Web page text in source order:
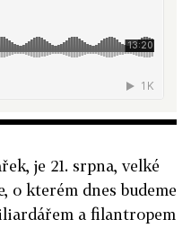
je 21. srpna, velké
o kterém dnes budeme
a filantropem